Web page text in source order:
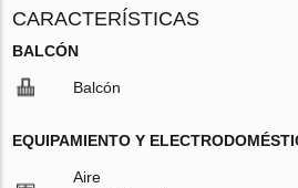
CARACTERÍSTICAS
BALCÓN
Balcón
EQUIPAMIENTO Y
Aire